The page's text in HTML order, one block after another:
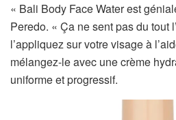
« Bali Body Face Water est
Peredo. « Ça ne sent pas du tout
l’appliquez sur votre visage à
mélangez-le avec une crème
uniforme et progressif.